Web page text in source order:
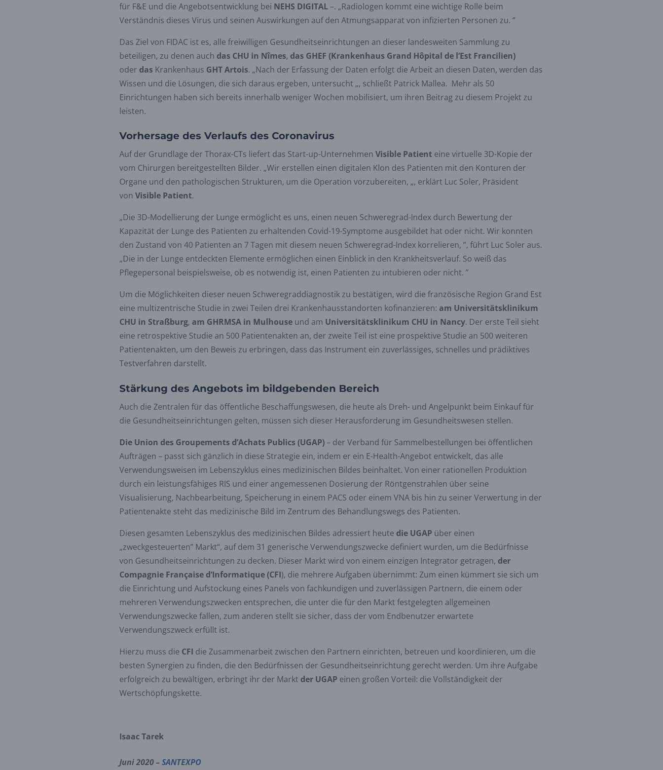
für F&E und die Angebotsentwicklung bei NEHS DIGITAL–. „Radiologen kommt eine wichtige Rolle beim
Verständnis dieses Virus und seinen Auswirkungen auf den Atmungsapparat von infizierten Personen zu. ”
Das Ziel von FIDAC ist es, alle freiwilligen Gesundheitseinrichtungen an dieser landesweiten Sammlung zu
beteiligen, zu denen auch das CHU in Nîmes, das GHEF (Krankenhaus Grand Hôpital de l’Est Francilien)
oder das Krankenhaus GHT Artois. „Nach der Erfassung der Daten erfolgt die Arbeit an diesen Daten, werden das
Wissen und die Lösungen, die sich daraus ergeben, untersucht „, schließt Patrick Mallea. Mehr als 50
Einrichtungen haben sich bereits innerhalb weniger Wochen mobilisiert, um ihren Beitrag zu diesem Projekt zu
leisten.
Vorhersage des Verlaufs des Coronavirus
Auf der Grundlage der Thorax-CTs liefert das Start-up-Unternehmen Visible Patienteine virtuelle 3D-Kopie der
vom Chirurgen bereitgestellten Bilder. „Wir erstellen einen digitalen Klon des Patienten mit den Konturen der
Organe und den pathologischen Strukturen, um die Operation vorzubereiten, „, erklärt Luc Soler, Präsident
von Visible Patient.
„Die 3D-Modellierung der Lunge ermöglicht es uns, einen neuen Schweregrad-Index durch Bewertung der
Kapazität der Lunge des Patienten zu erhaltenden Covid-19-Symptome ausgebildet hat oder nicht. Wir konnten
den Zustand von 40 Patienten an 7 Tagen mit diesem neuen Schweregrad-Index korrelieren, ”, führt Luc Soler aus.
„Die in der Lunge entdeckten Elemente ermöglichen einen Einblick in den Krankheitsverlauf. So weiß das
Pflegepersonal beispielsweise, ob es notwendig ist, einen Patienten zu intubieren oder nicht. ”
Um die Möglichkeiten dieser neuen Schweregraddiagnostik zu bestätigen, wird die französische Region Grand Est
eine multizentrische Studie in zwei Teilen drei Krankenhausstandorten kofinanzieren: am Universitätsklinikum
CHU in Straßburg, am GHRMSA in Mulhouseund am Universitätsklinikum CHU in Nancy. Der erste Teil sieht
eine retrospektive Studie an 500 Patientenakten an, der zweite Teil ist eine prospektive Studie an 500 weiteren
Patientenakten, um den Beweis zu erbringen, dass das Instrument ein zuverlässiges, schnelles und prädiktives
Testverfahren darstellt.
Stärkung des Angebots im bildgebenden Bereich
Auch die Zentralen für das öffentliche Beschaffungswesen, die heute als Dreh- und Angelpunkt beim Einkauf für
die Gesundheitseinrichtungen gelten, müssen sich dieser Herausforderung im Gesundheitswesen stellen.
Die Union des Groupements d’Achats Publics (UGAP)– der Verband für Sammelbestellungen bei öffentlichen
Aufträgen – passt sich gänzlich in diese Strategie ein, indem er ein E-Health-Angebot entwickelt, das alle
Verwendungsweisen im Lebenszyklus eines medizinischen Bildes beinhaltet. Von einer rationellen Produktion
durch ein leistungsfähiges RIS und einer angemessenen Dosierung der Röntgenstrahlen über seine
Visualisierung, Nachbearbeitung, Speicherung in einem PACS oder einem VNA bis hin zu seiner Verwertung in der
Patientenakte steht das medizinische Bild im Zentrum des Behandlungswegs des Patienten.
Diesen gesamten Lebenszyklus des medizinischen Bildes adressiert heute die UGAP über einen
„zweckgesteuerten” Markt“, auf dem 31 generische Verwendungszwecke definiert wurden, um die Bedürfnisse
von Gesundheitseinrichtungen zu decken. Dieser Markt wird von einem einzigen Integrator getragen, der
Compagnie Française d’Informatique (CFI), die mehrere Aufgaben übernimmt: Zum einen kümmert sie sich um
die Einrichtung und Aufstockung eines Panels von fachkundigen und zuverlässigen Partnern, die einem oder
mehreren Verwendungszwecken entsprechen, die unter die für den Markt festgelegten allgemeinen
Verwendungszwecke fallen, zum anderen stellt sie sicher, dass der vom Endbenutzer erwartete
Verwendungszweck erfüllt ist.
Hierzu muss die CFI die Zusammenarbeit zwischen den Partnern einrichten, betreuen und koordinieren, um die
besten Synergien zu finden, die den Bedürfnissen der Gesundheitseinrichtung gerecht werden. Um ihre Aufgabe
erfolgreich zu bewältigen, erbringt ihr der Markt der UGAP einen großen Vorteil: die Vollständigkeit der
Wertschöpfungskette.
Isaac Tarek
Juni 2020 – SANTEXPO